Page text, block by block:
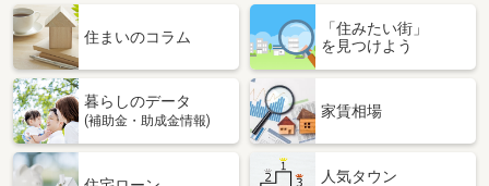
住まいのコラム
「住みたい街」
を見つけよう
暮らしのデータ
(補助金・助成金情報)
家賃相場
人気タウン